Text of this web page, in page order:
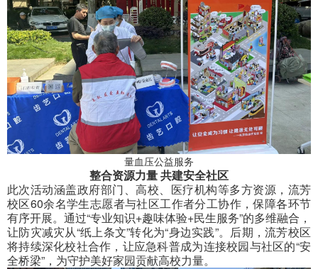
量血压公益服务
整合资源力量 共建安全社区
此次活动涵盖政府部门、高校、医疗机构等多方资源，流芳
校区60余名学生志愿者与社区工作者分工协作，保障各环节
有序开展。通过“专业知识+趣味体验+民生服务”的多维融合，
让防灾减灾从“纸上条文”转化为“身边实践”。后期，流芳校区
将持续深化校社合作，让应急科普成为连接校园与社区的“安
全桥梁”，为守护美好家园贡献高校力量。